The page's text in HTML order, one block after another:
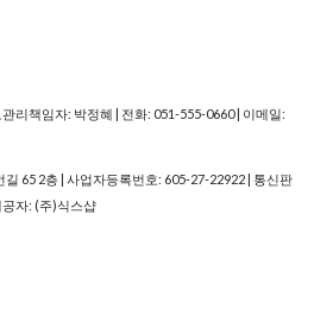
리책임자: 박정혜 | 전화: 051-555-0660 | 이메일:
65 2층 | 사업자등록번호: 605-27-22922 | 통신판
공자: (주)식스샵